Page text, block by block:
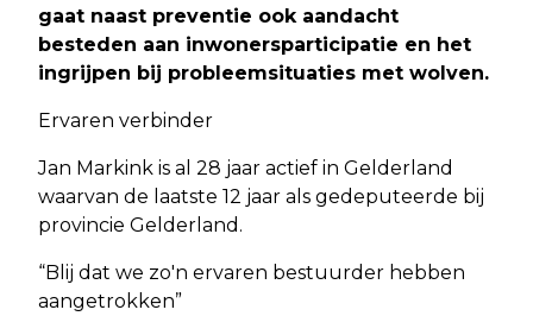
gaat naast preventie ook aandacht
besteden aan inwonersparticipatie en het
ingrijpen bij probleemsituaties met wolven.
Ervaren verbinder
Jan Markink is al 28 jaar actief in Gelderland
waarvan de laatste 12 jaar als gedeputeerde bij
provincie Gelderland.
“Blij dat we zo'n ervaren bestuurder hebben
aangetrokken”